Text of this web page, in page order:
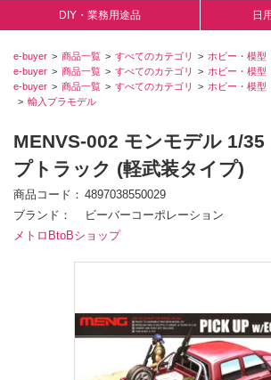
DIY・業務用途品 日
e-buyer 商品一覧 すべてのカテゴリ
ホビー・模型
e-buyer
商品一覧 すべてのカテゴリ ホビー・模型
e-buyer
商品一覧 すべてのカテゴリ ホビー・模型
輸入プラモデル
MENVS-002 モンモデル 1/35
プトラック (軽武装タイプ)
商品コード
4897038550029
ブランド
ビーバーコーポレーション
メトロBtoBショップ